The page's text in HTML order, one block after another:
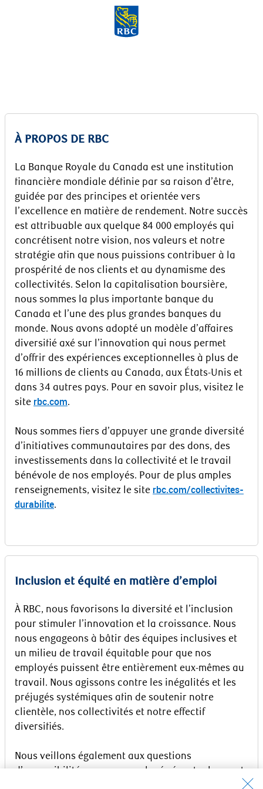
Skip to main content
À PROPOS DE RBC
La Banque Royale du Canada est une institution
financière mondiale définie par sa raison d’être,
guidée par des principes et orientée vers
l’excellence en matière de rendement. Notre succès
est attribuable aux quelque 84 000 employés qui
concrétisent notre vision, nos valeurs et notre
stratégie afin que nous puissions contribuer à la
prospérité de nos clients et au dynamisme des
collectivités. Selon la capitalisation boursière,
nous sommes la plus importante banque du
Canada et l’une des plus grandes banques du
monde. Nous avons adopté un modèle d’affaires
diversifié axé sur l’innovation qui nous permet
d’offrir des expériences exceptionnelles à plus de
16 millions de clients au Canada, aux États-Unis et
dans 34 autres pays. Pour en savoir plus, visitez le
site rbc.com.
Nous sommes fiers d’appuyer une grande diversité
d’initiatives communautaires par des dons, des
investissements dans la collectivité et le travail
bénévole de nos employés. Pour de plus amples
renseignements, visitez le site rbc.com/collectivites-
durabilite.
Inclusion et équité en matière d’emploi
À RBC, nous favorisons la diversité et l’inclusion
pour stimuler l’innovation et la croissance. Nous
nous engageons à bâtir des équipes inclusives et
un milieu de travail équitable pour que nos
employés puissent être entièrement eux-mêmes au
travail. Nous agissons contre les inégalités et les
préjugés systémiques afin de soutenir notre
clientèle, nos collectivités et notre effectif
diversifiés.
Nous veillons également aux questions
d’accessibilité pour nos employés éventuels ayant